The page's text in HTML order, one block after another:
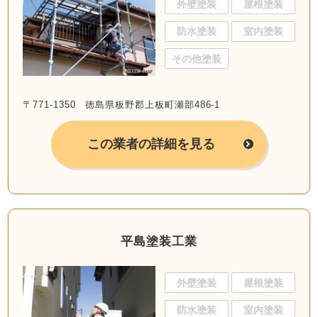
外壁塗装 屋根塗装
防水塗装 室内塗装
その他塗装
〒771-1350 徳島県板野郡上板町瀬部486-1
この業者の詳細を見る
平島塗装工業
外壁塗装 屋根塗装
防水塗装 室内塗装